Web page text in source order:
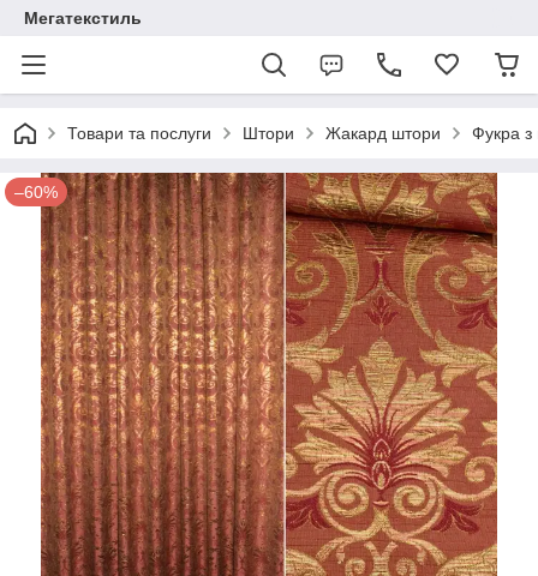
Мегатекстиль
Товари та послуги Штори Жакард штори Фукра з
–60%